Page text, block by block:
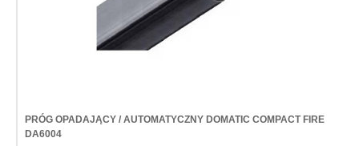
PRÓG OPADAJĄCY / AUTOMATYCZNY DOMATIC COMPACT FIRE
DA6004